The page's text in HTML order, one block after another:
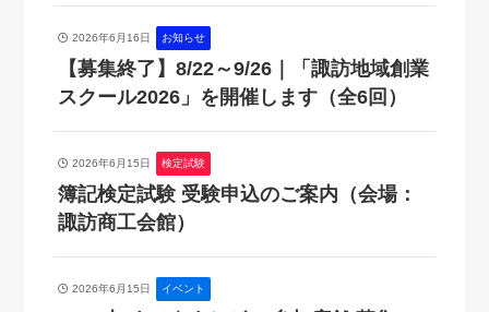
2026年6月16日 お知らせ
【募集終了】8/22～9/26｜「諏訪地域創業
スクール2026」を開催します（全6回）
2026年6月15日 検定試験
簿記検定試験 受験申込のご案内（会場：
諏訪商工会館）
2026年6月15日 イベント